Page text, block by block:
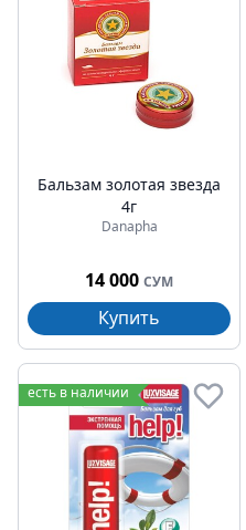
Бальзам золотая звезда
4г
Danapha
14 000 СУМ
Купить
есть в наличии